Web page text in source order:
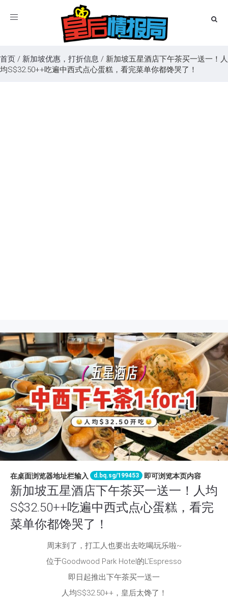
Toggle
首页 / 新加坡优惠，打折信息 / 新加坡五星酒店下午茶买一送一！人
均S$32.50++吃遍中西式点心蛋糕，看完菜单你都馋哭了！
在桌面浏览器地址栏输入 d.bq.sg/199453 即可浏览本页内容
新加坡五星酒店下午茶买一送一！人均
S$32.50++吃遍中西式点心蛋糕，看完
菜单你都馋哭了！
周末到了，打工人也要出去吃喝玩乐啦~
位于Goodwood Park Hotel的L’Espresso
即日起推出下午茶买一送一
人均S$32.50++，皇后太馋了！